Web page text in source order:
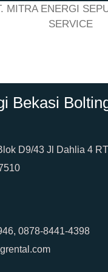
Bekasi
D9/43 Jl Dahlia 4
0878-8441-4398